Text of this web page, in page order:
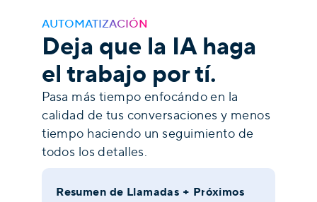
AUTOMATIZACIÓN
Deja que la IA haga
el trabajo por tí.
Pasa más tiempo enfocándo en la
calidad de tus conversaciones y menos
tiempo haciendo un seguimiento de
todos los detalles.
Resumen de Llamadas + Próximos